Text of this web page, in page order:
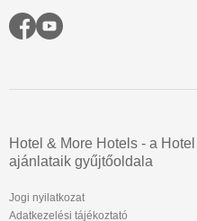
Hotel & More Hotels - a
ajánlataik gyűjtőoldala
Jogi nyilatkozat
Adatkezelési tájékoztató